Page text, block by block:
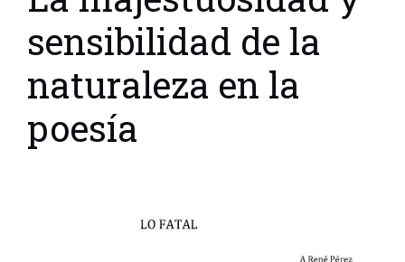
sensibilidad de la
naturaleza en la
poesía